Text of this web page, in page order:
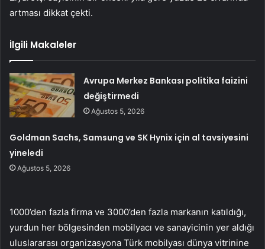
artması dikkat çekti.
İlgili Makaleler
Avrupa Merkez Bankası politika faizini
değiştirmedi
Ağustos 5, 2026
Goldman Sachs, Samsung ve SK Hynix için al tavsiyesini
yineledi
Ağustos 5, 2026
1000’den fazla firma ve 3000’den fazla markanın katıldığı,
yurdun her bölgesinden mobilyacı ve sanayicinin yer aldığı
uluslararası organizasyona Türk mobilyası dünya vitrinine